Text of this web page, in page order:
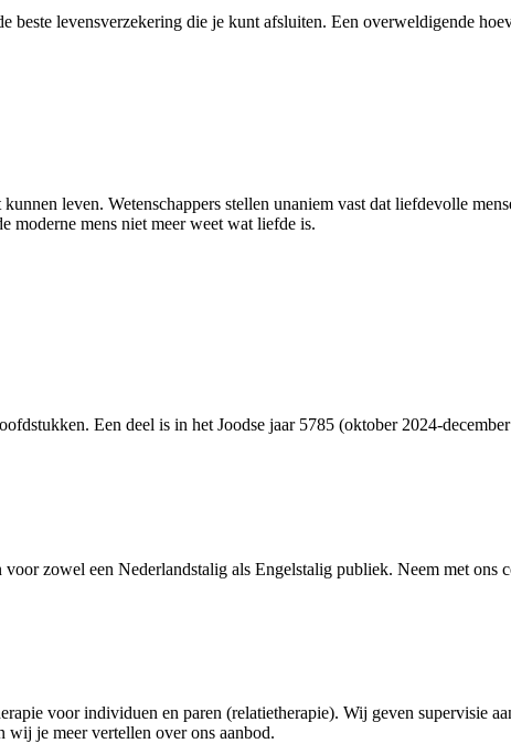
beste levensverzekering die je kunt afsluiten. Een overweldigende
leven. Wetenschappers stellen unaniem vast dat liefdevolle
moderne mens niet meer weet wat liefde is.
Een deel is in het Joodse jaar 5785 (oktober 2024-
zowel een Nederlandstalig als Engelstalig publiek. Neem met
voor individuen en paren (relatietherapie). Wij geven supervisie
wij je meer vertellen over ons aanbod.